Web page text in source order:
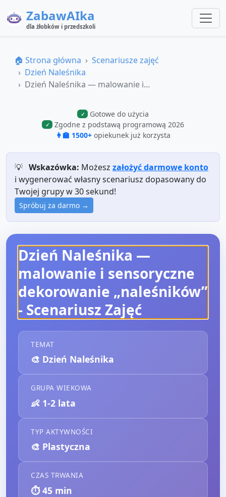
ZabawAIka
dla żłobków i przedszkoli
🏠 Strona główna
Scenariusze zajęć
Dzień Naleśnika
Dzień Naleśnika — malowanie i...
✓ Gotowe do użycia
✓
Zgodne z podstawą programową 2026
👩‍🏫 1500+ opiekunek już korzysta
💡 Wskazówka: Możesz założyć darmowe konto
i wygenerować własny scenariusz dopasowany do
Twojej grupy w 30 sekund!
Spróbuj za darmo →
Dzień Naleśnika —
malowanie i sensoryczne
dekorowanie „naleśników”
- Scenariusz Zajęć
TEMAT
🎨 Dzień Naleśnika
GRUPA WIEKOWA
👶 1-2 lata
TYP AKTYWNOŚCI
🎨 Plastyczna
CZAS TRWANIA
⏱️45 min